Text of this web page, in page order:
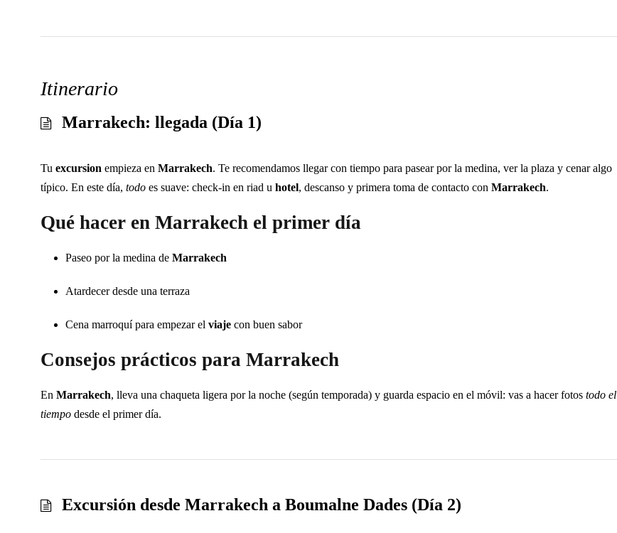
Itinerario
Marrakech: llegada (Día 1)
Tu excursion empieza en Marrakech. Te recomendamos llegar con tiempo para pasear por la medina, ver la plaza y cenar algo
típico. En este día, todo es suave: check-in en riad u hotel, descanso y primera toma de contacto con Marrakech.
Qué hacer en Marrakech el primer día
Paseo por la medina de Marrakech
Atardecer desde una terraza
Cena marroquí para empezar el viaje con buen sabor
Consejos prácticos para Marrakech
En Marrakech, lleva una chaqueta ligera por la noche (según temporada) y guarda espacio en el móvil: vas a hacer fotos todo el
tiempo desde el primer día.
Excursión desde Marrakech a Boumalne Dades (Día 2)